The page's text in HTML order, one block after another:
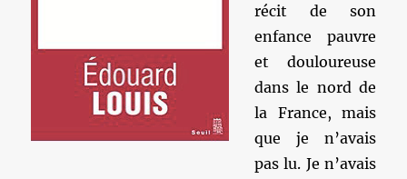
récit de son
enfance pauvre
et douloureuse
dans le nord de
la France, mais
que je n’avais
pas lu. Je n’avais